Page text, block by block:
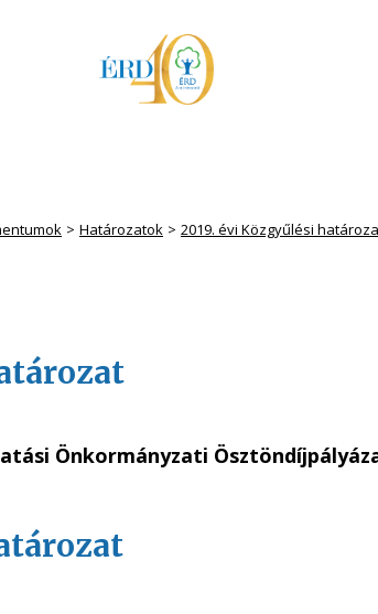
Határozatok 2019. évi Közgyűlési
Önkormányzati